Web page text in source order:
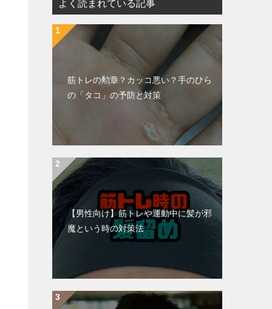
よく読まれている記事
筋トレの勲章？カッコ悪い？手のひら
の「タコ」の予防と対策
【男性向け】筋トレや運動中に髪が邪
魔という時の対策法